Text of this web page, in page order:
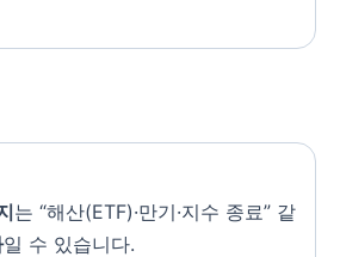
는 “해산(ETF)·만기·지수 종료” 같
일 수 있습니다.